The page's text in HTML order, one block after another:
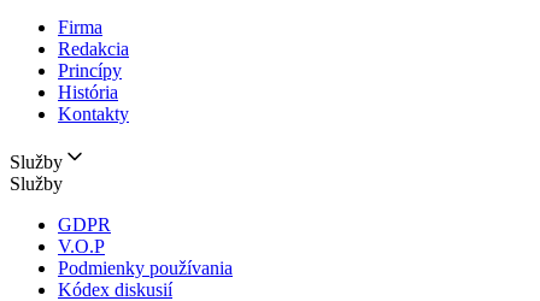
Firma
Redakcia
Princípy
História
Kontakty
Služby
Služby
GDPR
V.O.P
Podmienky používania
Kódex diskusií